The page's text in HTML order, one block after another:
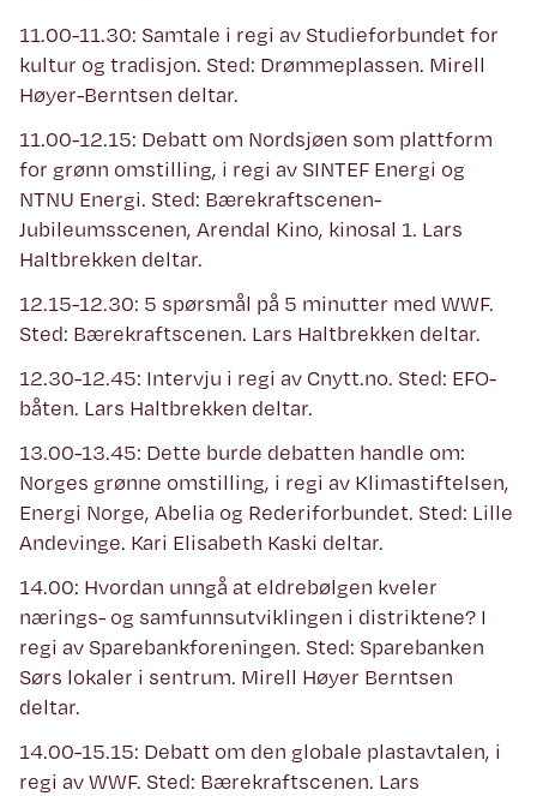
11.00-11.30: Samtale i regi av Studieforbundet for
kultur og tradisjon. Sted: Drømmeplassen. Mirell
Høyer-Berntsen deltar.
11.00-12.15: Debatt om Nordsjøen som plattform
for grønn omstilling, i regi av SINTEF Energi og
NTNU Energi. Sted: Bærekraftscenen-
Jubileumsscenen, Arendal Kino, kinosal 1. Lars
Haltbrekken deltar.
12.15-12.30: 5 spørsmål på 5 minutter med WWF.
Sted: Bærekraftscenen. Lars Haltbrekken deltar.
12.30-12.45: Intervju i regi av Cnytt.no. Sted: EFO-
båten. Lars Haltbrekken deltar.
13.00-13.45: Dette burde debatten handle om:
Norges grønne omstilling, i regi av Klimastiftelsen,
Energi Norge, Abelia og Rederiforbundet. Sted: Lille
Andevinge. Kari Elisabeth Kaski deltar.
14.00: Hvordan unngå at eldrebølgen kveler
nærings- og samfunnsutviklingen i distriktene? I
regi av Sparebankforeningen. Sted: Sparebanken
Sørs lokaler i sentrum. Mirell Høyer Berntsen
deltar.
14.00-15.15: Debatt om den globale plastavtalen, i
regi av WWF. Sted: Bærekraftscenen. Lars